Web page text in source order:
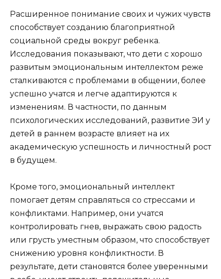
Расширенное понимание своих и чужих чувств
способствует созданию благоприятной
социальной среды вокруг ребенка.
Исследования показывают, что дети с хорошо
развитым эмоциональным интеллектом реже
сталкиваются с проблемами в общении, более
успешно учатся и легче адаптируются к
изменениям. В частности, по данным
психологических исследований, развитие ЭИ у
детей в раннем возрасте влияет на их
академическую успешность и личностный рост
в будущем.
Кроме того, эмоциональный интеллект
помогает детям справляться со стрессами и
конфликтами. Например, они учатся
контролировать гнев, выражать свою радость
или грусть уместным образом, что способствует
снижению уровня конфликтности. В
результате, дети становятся более уверенными